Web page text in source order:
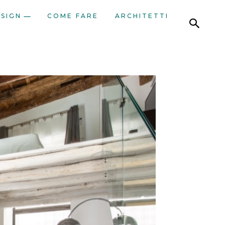
COME FARE ARCHITETTI